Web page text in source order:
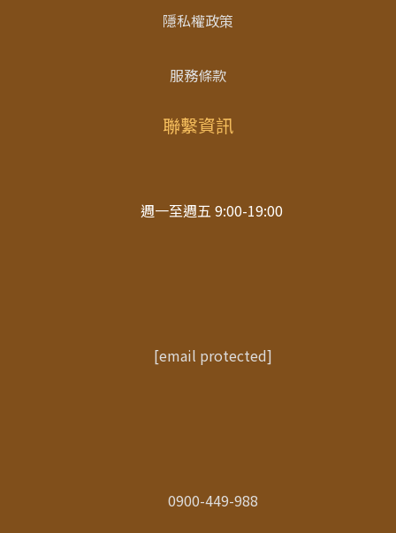
隱私權政策
服務條款
聯繫資訊
週一至週五 9:00-19:00
[email protected]
0900-449-988